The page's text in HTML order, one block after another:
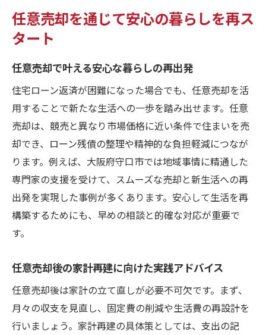
任意売却後に見直す家計管理と安心ポイン
任意売却で新たな生活を始めるための準備
任意売却活用によるローン返済負担の軽減
任意売却と住宅ローン相談の効果的な合わ
せ技
任意売却経験者に学ぶ生活再建の成功例
任意売却を通じて安心の暮らしを再ス
タート
任意売却で叶える安心な暮らしの再出発
住宅ローン返済が困難になった場合でも、任意売却を活
用することで新たな生活への一歩を踏み出せます。任意
売却は、競売と異なり市場価格に近い条件で住まいを売
却でき、ローン残債の整理や精神的な負担軽減につなが
ります。例えば、大阪府守口市では地域事情に精通した
専門家の支援を受けて、スムーズな売却と新生活への再
出発を実現した事例が多くあります。安心して生活を再
構築するためにも、早めの相談と的確な対応が重要で
す。
任意売却後の家計再建に向けた実践アドバイス
任意売却後は家計の立て直しが必要不可欠です。まず、
月々の収支を見直し、固定費の削減や生活費の再設計を
行いましょう。家計再建の具体策としては、支出の記